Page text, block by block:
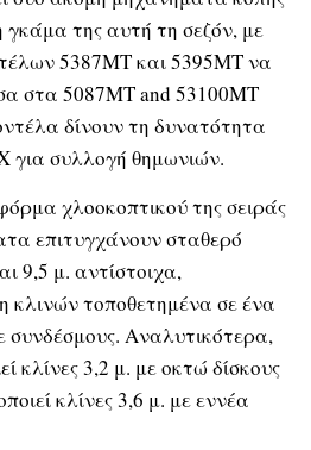
της αυτή τη σεζόν, με
5387MT και 5395MT να
στα 5087MT and 53100MT
δίνουν τη δυνατότητα
για συλλογή θημωνιών.
χλοοκοπτικού της σειράς
επιτυγχάνουν σταθερό
9,5 μ. αντίστοιχα,
κλινών τοποθετημένα σε ένα
συνδέσμους. Αναλυτικότερα,
κλίνες 3,2 μ. με οκτώ δίσκους
κλίνες 3,6 μ. με εννέα